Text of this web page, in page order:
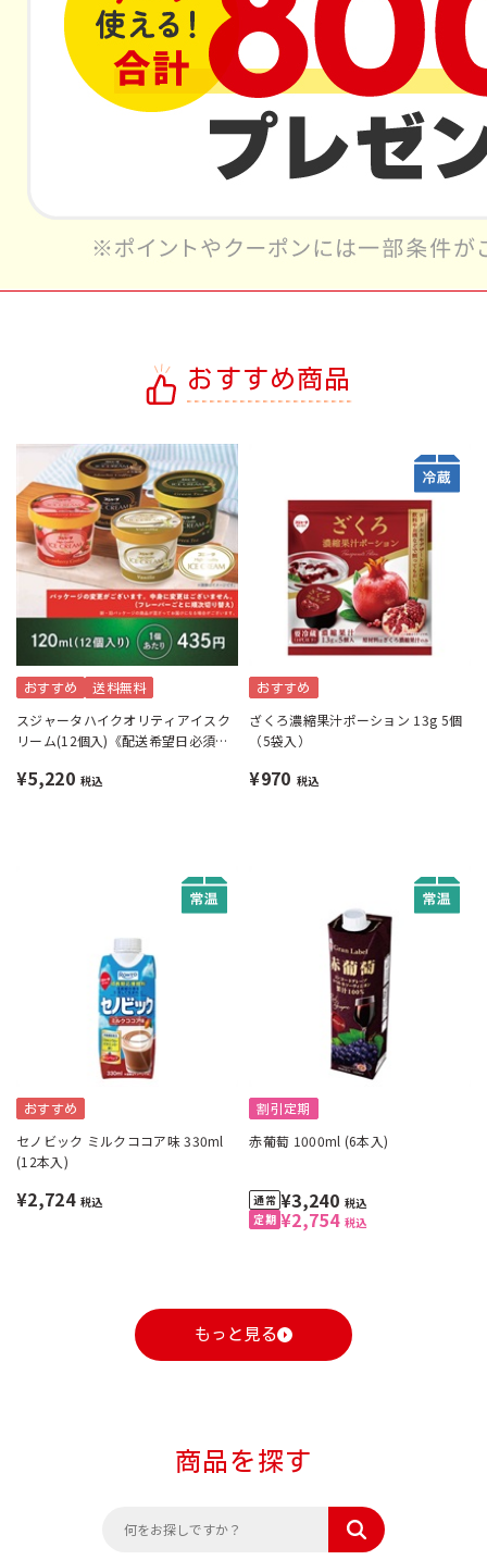
おすすめ商品
おすすめ 送料無料
スジャータハイクオリティアイスク
リーム(12個入)《配送希望日必須※
¥5,220 税込
おすすめ
ざくろ濃縮果汁ポーション 13g 5個
（5袋入）
¥970 税込
おすすめ
セノビック ミルクココア味 330ml
(12本入)
¥2,724 税込
割引定期
赤葡萄 1000ml (6本入)
¥2,754 税込
¥3,240 税込
もっと見る
商品を探す